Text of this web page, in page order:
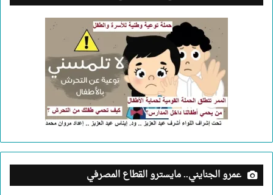
عمرو الجنايني.. مايسترو القطاع المصرفي